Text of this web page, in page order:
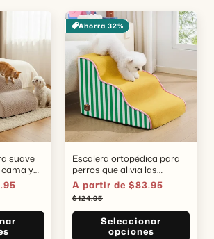
suave
y
Ahorra 32%
Escalera ortopédica para
perros que alivia las
articulaciones
Precio
de
oferta
A partir de $83.95
$124.95
Seleccionar
opciones